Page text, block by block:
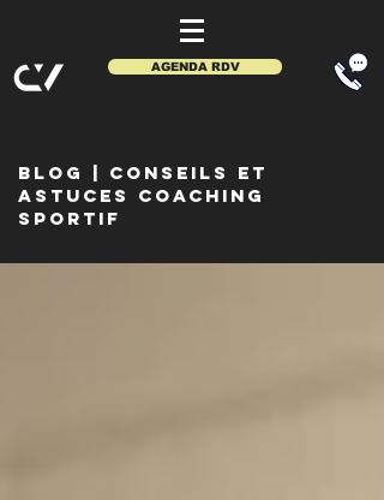
AGENDA RDV
BLOG
| CONSEIls et
astuces coaching
sportif